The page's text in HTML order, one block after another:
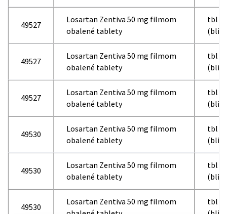
49527
Losartan Zentiva 50 mg filmom
obalené tablety
tbl
49527
Losartan Zentiva 50 mg filmom
obalené tablety
tbl
49527
Losartan Zentiva 50 mg filmom
obalené tablety
tbl
49530
Losartan Zentiva 50 mg filmom
obalené tablety
tbl
49530
Losartan Zentiva 50 mg filmom
obalené tablety
tbl
49530
Losartan Zentiva 50 mg filmom
tbl